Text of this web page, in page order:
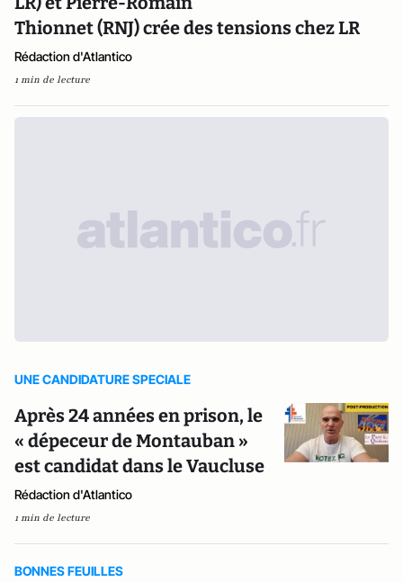
Thionnet (RNJ) crée des tensions chez LR
Rédaction d'Atlantico
1 min de lecture
UNE CANDIDATURE SPECIALE
Après 24 années en prison, le
« dépeceur de Montauban »
est candidat dans le Vaucluse
Rédaction d'Atlantico
1 min de lecture
BONNES FEUILLES